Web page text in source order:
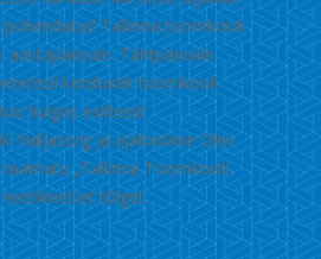
pühendatud Tallinna toomkooli
aastapäevale. Tähtpäevale
korduvalt toomkooli
hulgas esitlesid
Haljasorg ja ajaloolane Olev
„Tallinna Toomkooli
tõlget.